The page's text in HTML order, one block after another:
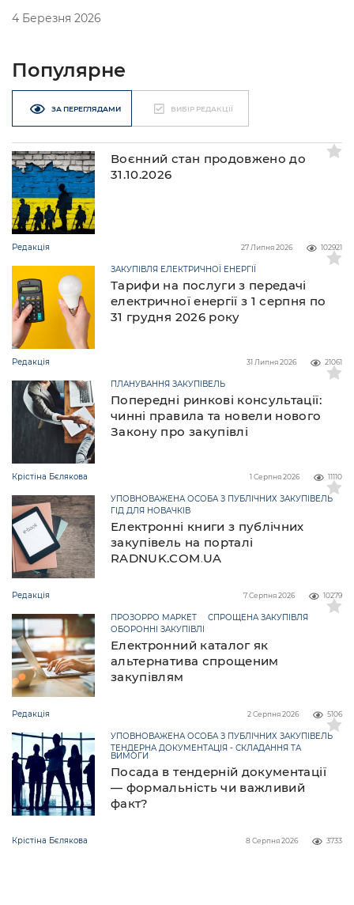
4 Березня 2026
Популярне
ЗА ПЕРЕГЛЯДАМИ ВИБІР РЕДАКЦІЇ
Воєнний стан продовжено до
31.10.2026
Редакція 102921
27 Липня 2026
Тарифи на послуги з передачі
електричної енергії з 1 серпня по
31 грудня 2026 року
ЗАКУПІВЛЯ ЕЛЕКТРИЧНОЇ ЕНЕРГІЇ
Редакція 21061
31 Липня 2026
Попередні ринкові консультації:
чинні правила та новели нового
Закону про закупівлі
ПЛАНУВАННЯ ЗАКУПІВЕЛЬ
Крістіна Бєлякова 11110
1 Серпня 2026
Електронні книги з публічних
закупівель на порталі
RADNUK.COM.UA
УПОВНОВАЖЕНА ОСОБА З ПУБЛІЧНИХ ЗАКУПІВЕЛЬ
ГІД ДЛЯ НОВАЧКІВ
Редакція 10279
7 Серпня 2026
Електронний каталог як
альтернатива спрощеним
закупівлям
ПРОЗОРРО МАРКЕТ
СПРОЩЕНА ЗАКУПІВЛЯ
ОБОРОННІ ЗАКУПІВЛІ
Редакція 5106
2 Серпня 2026
Посада в тендерній документації
— формальність чи важливий
факт?
УПОВНОВАЖЕНА ОСОБА З ПУБЛІЧНИХ ЗАКУПІВЕЛЬ
ТЕНДЕРНА ДОКУМЕНТАЦІЯ - СКЛАДАННЯ ТА
ВИМОГИ
Крістіна Бєлякова 3733
8 Серпня 2026